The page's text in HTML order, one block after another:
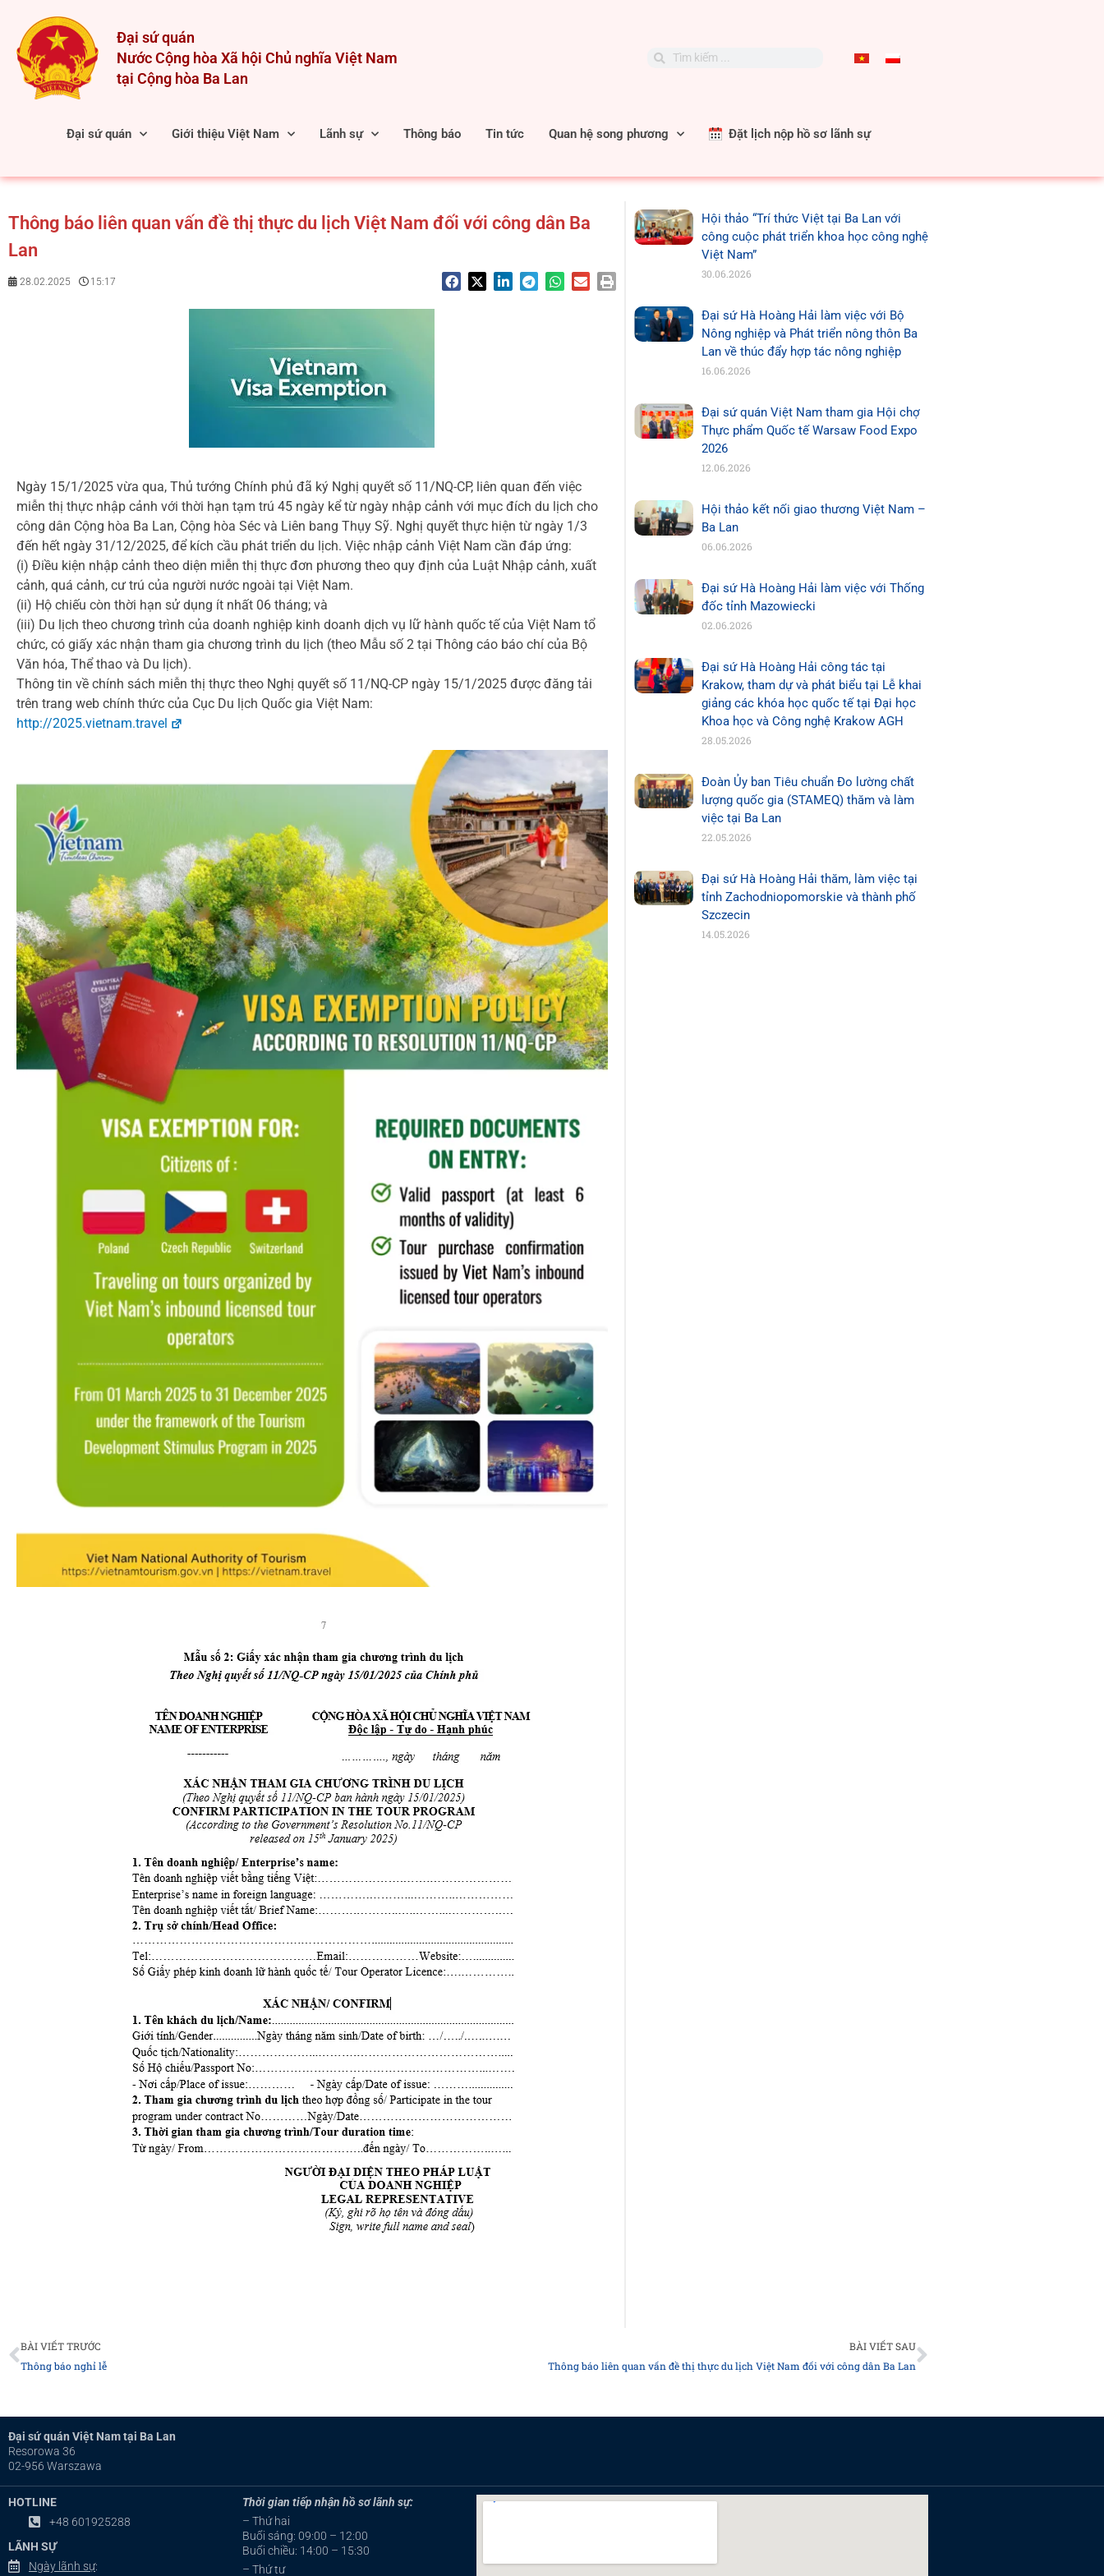
content
Đại sứ quán
Nước Cộng hòa Xã hội Chủ nghĩa Việt Nam
tại Cộng hòa Ba Lan
SearchSearch
Đại sứ quán Giới thiệu Việt Nam Lãnh sự Thông báo Tin tức Quan hệ song phương Đặt lịch nộp hồ sơ lãnh sự
Thông báo liên quan vấn đề thị thực du lịch Việt Nam đối với công dân Ba
Lan
28.02.2025 15:17
Ngày 15/1/2025 vừa qua, Thủ tướng Chính phủ đã ký Nghị quyết số 11/NQ-CP, liên quan đến việc
miễn thị thực nhập cảnh với thời hạn tạm trú 45 ngày kể từ ngày nhập cảnh với mục đích du lịch cho
công dân Cộng hòa Ba Lan, Cộng hòa Séc và Liên bang Thụy Sỹ. Nghị quyết thực hiện từ ngày 1/3
đến hết ngày 31/12/2025, để kích cầu phát triển du lịch. Việc nhập cảnh Việt Nam cần đáp ứng:
(i) Điều kiện nhập cảnh theo diện miễn thị thực đơn phương theo quy định của Luật Nhập cảnh, xuất
cảnh, quá cảnh, cư trú của người nước ngoài tại Việt Nam.
(ii) Hộ chiếu còn thời hạn sử dụng ít nhất 06 tháng; và
(iii) Du lịch theo chương trình của doanh nghiệp kinh doanh dịch vụ lữ hành quốc tế của Việt Nam tổ
chức, có giấy xác nhận tham gia chương trình du lịch (theo Mẫu số 2 tại Thông cáo báo chí của Bộ
Văn hóa, Thể thao và Du lịch).
Thông tin về chính sách miễn thị thực theo Nghị quyết số 11/NQ-CP ngày 15/1/2025 được đăng tải
trên trang web chính thức của Cục Du lịch Quốc gia Việt Nam:
http://2025.vietnam.travel
Hội thảo “Trí thức Việt tại Ba Lan với
công cuộc phát triển khoa học công nghệ
Việt Nam”
30.06.2026
Đại sứ Hà Hoàng Hải làm việc với Bộ
Nông nghiệp và Phát triển nông thôn Ba
Lan về thúc đẩy hợp tác nông nghiệp
16.06.2026
Đại sứ quán Việt Nam tham gia Hội chợ
Thực phẩm Quốc tế Warsaw Food Expo
2026
12.06.2026
Hội thảo kết nối giao thương Việt Nam –
Ba Lan
06.06.2026
Đại sứ Hà Hoàng Hải làm việc với Thống
đốc tỉnh Mazowiecki
02.06.2026
Đại sứ Hà Hoàng Hải công tác tại
Krakow, tham dự và phát biểu tại Lễ khai
giảng các khóa học quốc tế tại Đại học
Khoa học và Công nghệ Krakow AGH
28.05.2026
Đoàn Ủy ban Tiêu chuẩn Đo lường chất
lượng quốc gia (STAMEQ) thăm và làm
việc tại Ba Lan
22.05.2026
Đại sứ Hà Hoàng Hải thăm, làm việc tại
tỉnh Zachodniopomorskie và thành phố
Szczecin
14.05.2026
Prev
BÀI VIẾT TRƯỚC
Thông báo nghỉ lễ
BÀI VIẾT SAU
Thông báo liên quan vấn đề thị thực du lịch Việt Nam đối với công dân Ba Lan
Next
Đại sứ quán Việt Nam tại Ba Lan
Resorowa 36
02-956 Warszawa
HOTLINE
+48 601925288
LÃNH SỰ
Ngày lãnh sự:
Thời gian tiếp nhận hồ sơ lãnh sự:
– Thứ hai
Buổi sáng: 09:00 – 12:00
Buổi chiều: 14:00 – 15:30
– Thứ tư